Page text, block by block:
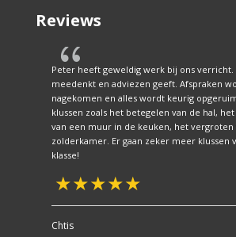
Reviews
{
Peter heeft geweldig werk bij ons verricht.
meedenkt en adviezen geeft. Afspraken
nagekomen en alles wordt keurig
klussen zoals het betegelen van de hal,
van een muur in de keuken, het vergroten
zolderkamer. Er gaan zeker meer klussen
klasse!
Chtis